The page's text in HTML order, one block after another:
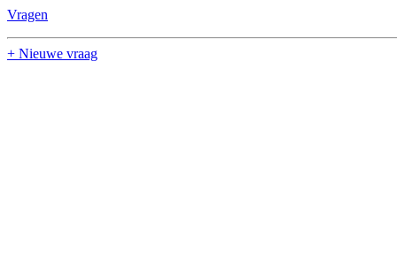
Vragen
+ Nieuwe vraag